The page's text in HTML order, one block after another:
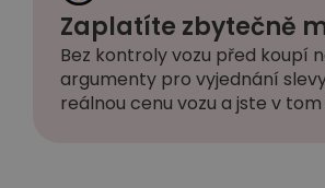
Zaplatíte zbytečně
Bez kontroly vozu před koupí
argumenty pro vyjednání
reálnou cenu vozu a jste v